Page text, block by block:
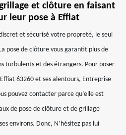
et clôture en faisant
leur pose à Effiat
et sécurisé votre propreté, le seul
pose de clôture vous garantit plus de
turbulents et des étrangers. Pour poser
63260 et ses alentours, Entreprise
pouvez contacter parce qu’elle est
de pose de clôture et de grillage
environs. Donc, N’hésitez pas lui